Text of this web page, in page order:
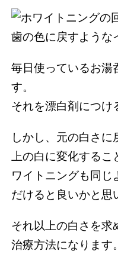
歯の色に戻すような
毎日使っているお湯
す。
それを漂白剤につけ
しかし、元の白さ
上の白に変化するこ
ワイトニングも同じ
だけると良いかと思
それ以上の白さを求
治療方法になります。